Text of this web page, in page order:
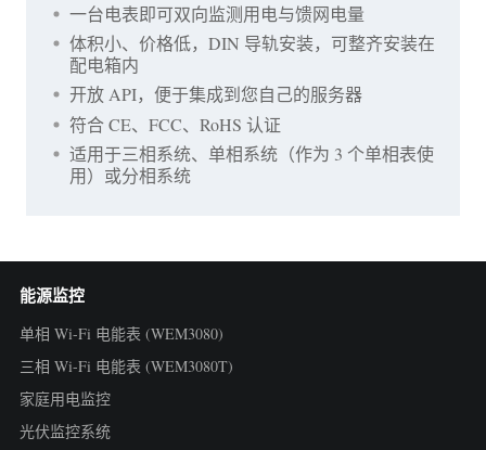
一台电表即可双向监测用电与馈网电量
体积小、价格低，DIN 导轨安装，可整齐安装在
配电箱内
开放 API，便于集成到您自己的服务器
符合 CE、FCC、RoHS 认证
适用于三相系统、单相系统（作为 3 个单相表使
用）或分相系统
能源监控
单相 Wi-Fi 电能表 (WEM3080)
三相 Wi-Fi 电能表 (WEM3080T)
家庭用电监控
光伏监控系统